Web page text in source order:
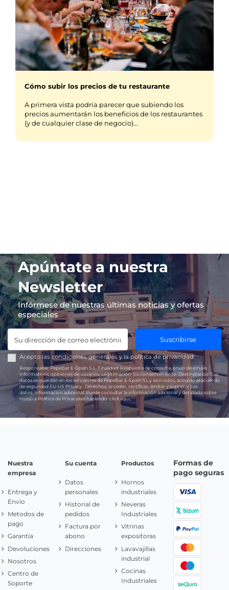
Cómo subir los precios de tu restaurante
A primera vista podría parecer que subiendo los
precios aumentarán los beneficios de los restaurantes
(y de cualquier clase de negocio)…
Apúntate a nuestra
Newsletter
Infórmese de nuestras últimas noticias y ofertas
especiales
Suscribirse
Acepto las condiciones generales y lapolítica de privacidad
Responsable:PepeBar E-Spain S.L. Finalidad: Respuesta de consulta, envío de emails
informativos, opiniones de usuarios. Legitimación: Su consentimiento. Destinatarios: Sus
datos se guardan en los servidores de PepeBar E-Spain SL y asociados, acogido al acuerdo
de seguridad EU-US Privacy.
Derechos: acceder, rectificar, limitar y suprimir tus
datos. Información adicional:Puede consultar la información adicional y detallada sobre
nuestra Política de Privacidad haciendoclick aquí.
Nuestra
empresa
Entrega y
Envío
Metodos de
pago
Garantía
Devoluciones
Nosotros
Centro de
Soporte
Su cuenta
Datos
personales
Historial de
pedidos
Factura por
abono
Direcciones
Productos
Hornos
industriales
Neveras
Industriales
Vitrinas
expositoras
Lavavajillas
industrial
Cocinas
Industriales
Formas de
pago seguras